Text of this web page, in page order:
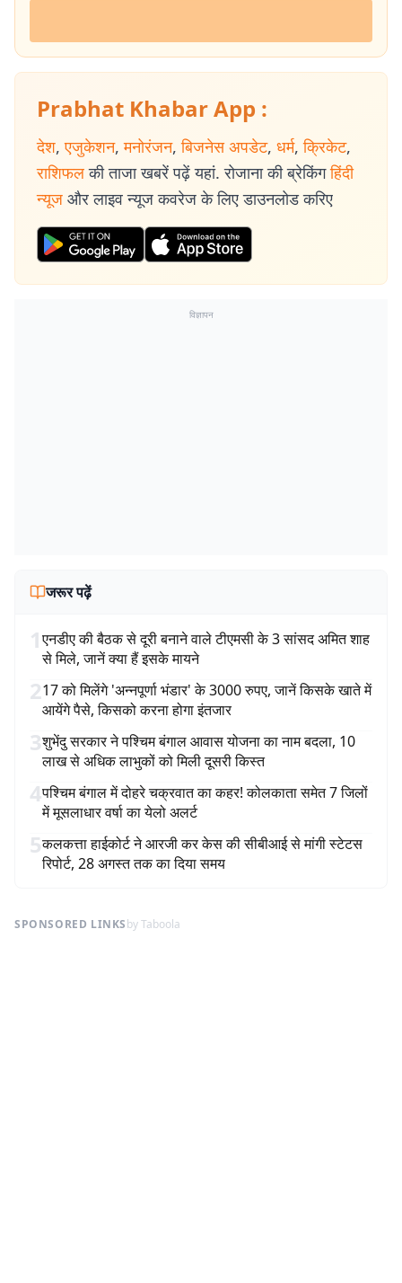
Prabhat Khabar App :
देश, एजुकेशन, मनोरंजन, बिजनेस अपडेट, धर्म, क्रिकेट,
राशिफल की ताजा खबरें पढ़ें यहां. रोजाना की ब्रेकिंग हिंदी
न्यूज और लाइव न्यूज कवरेज के लिए डाउनलोड करिए
विज्ञापन
जरूर पढ़ें
1एनडीए की बैठक से दूरी बनाने वाले टीएमसी के 3 सांसद अमित शाह
से मिले, जानें क्या हैं इसके मायने
217 को मिलेंगे 'अन्नपूर्णा भंडार' के 3000 रुपए, जानें किसके खाते में
आयेंगे पैसे, किसको करना होगा इंतजार
3शुभेंदु सरकार ने पश्चिम बंगाल आवास योजना का नाम बदला, 10
लाख से अधिक लाभुकों को मिली दूसरी किस्त
4पश्चिम बंगाल में दोहरे चक्रवात का कहर! कोलकाता समेत 7 जिलों
में मूसलाधार वर्षा का येलो अलर्ट
5कलकत्ता हाईकोर्ट ने आरजी कर केस की सीबीआई से मांगी स्टेटस
रिपोर्ट, 28 अगस्त तक का दिया समय
SPONSORED LINKSby Taboola